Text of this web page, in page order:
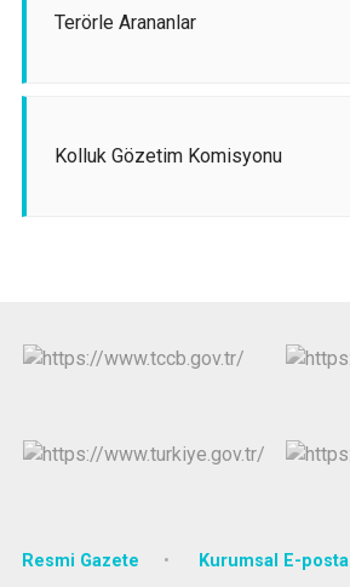
Terörle Arananlar
Kolluk Gözetim Komisyonu
Resmi Gazete Kurumsal E-posta